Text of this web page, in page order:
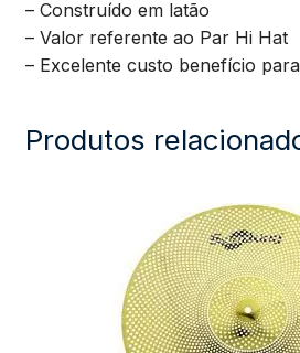
– Construído em latão
– Valor referente ao Par Hi Hat
– Excelente custo benefício
Produtos